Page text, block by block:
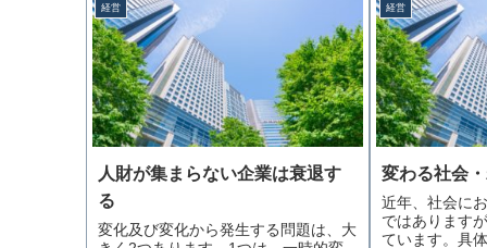
経営
人財が集まらない企業は衰退す
る
変化及び変化から発生する問題は、大
経営
変わる社会
近年、社会に
ではあります
ています。具